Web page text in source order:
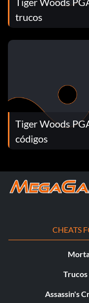
trucos
Tiger Woods
códigos
CHEATS
Assassin's